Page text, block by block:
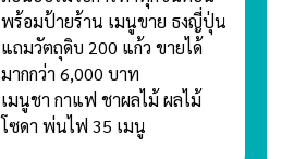
พร้อมป้ายร้าน เมนูขาย ธงญี่ปุ่น
แถมวัตถุดิบ 200 แก้ว ขายได้
มากกว่า 6,000 บาท
เมนูชา กาแฟ ชาผลไม้ ผลไม้
โซดา พ่นไฟ 35 เมนู